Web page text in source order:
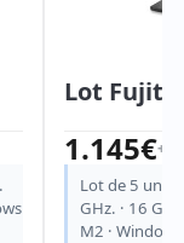
Lot
1.145€+
Lot de 5
GHz. · 16 Gb.
M2 ·